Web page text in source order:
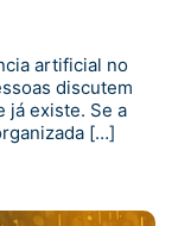
artificial no
discutem
já existe. Se a
[…]